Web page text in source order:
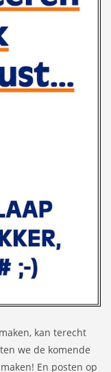
kan terecht
we de komende
En posten op